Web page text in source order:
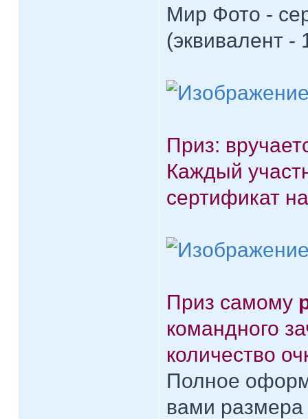
Мир Фото -
(эквивалент -
Приз:
Каждый
сертификат
Приз самому
командного
количество
Полное
вами размера